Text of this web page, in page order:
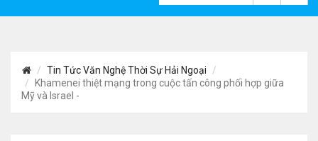
Tin Tức Văn Nghệ Thời Sự Hải Ngoại
Khamenei thiệt mạng trong cuộc tấn công phối hợp giữa
Mỹ và Israel -